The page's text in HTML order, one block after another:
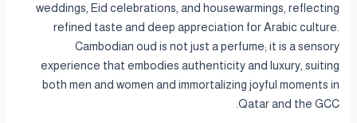
weddings, Eid celebrations, and housewarmings, reflecting
refined taste and deep appreciation for Arabic culture.
Cambodian oud is not just a perfume; it is a sensory
experience that embodies authenticity and luxury, suiting
both men and women and immortalizing joyful moments in
Qatar and the GCC.